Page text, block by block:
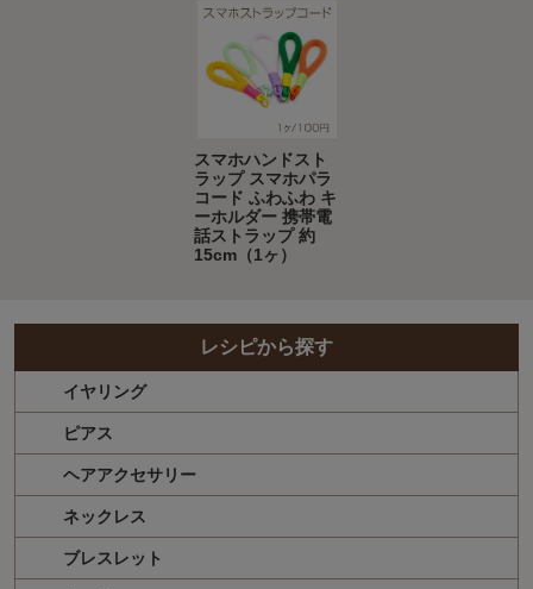
スマホハンドスト
ラップ スマホパラ
コード ふわふわ キ
ーホルダー 携帯電
話ストラップ 約
15cm（1ヶ）
レシピから探す
イヤリング
ピアス
ヘアアクセサリー
ネックレス
ブレスレット